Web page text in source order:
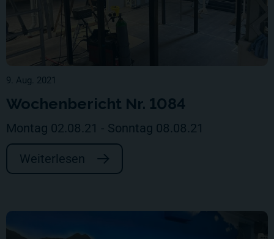
9. Aug. 2021
Wochenbericht Nr. 1084
Montag 02.08.21 - Sonntag 08.08.21
Weiterlesen